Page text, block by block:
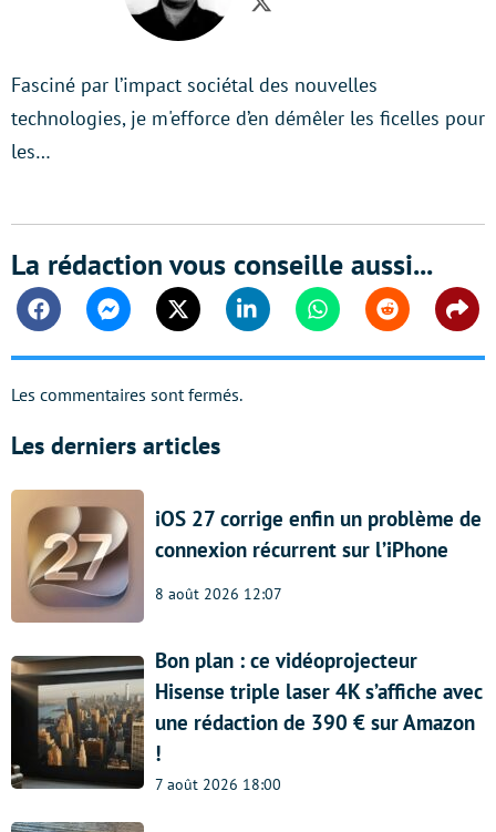
Twitter
Fasciné par l’impact sociétal des nouvelles
technologies, je m'efforce d’en démêler les ficelles pour
les…
La rédaction vous conseille aussi...
FacebookMessengerTwitter Linkedin WhatsappReddit
Les commentaires sont fermés.
Les derniers articles
iOS 27 corrige enfin un problème de
connexion récurrent sur l’iPhone
8 août 2026 12:07
Bon plan : ce vidéoprojecteur
Hisense triple laser 4K s’affiche avec
une rédaction de 390 € sur Amazon
!
7 août 2026 18:00